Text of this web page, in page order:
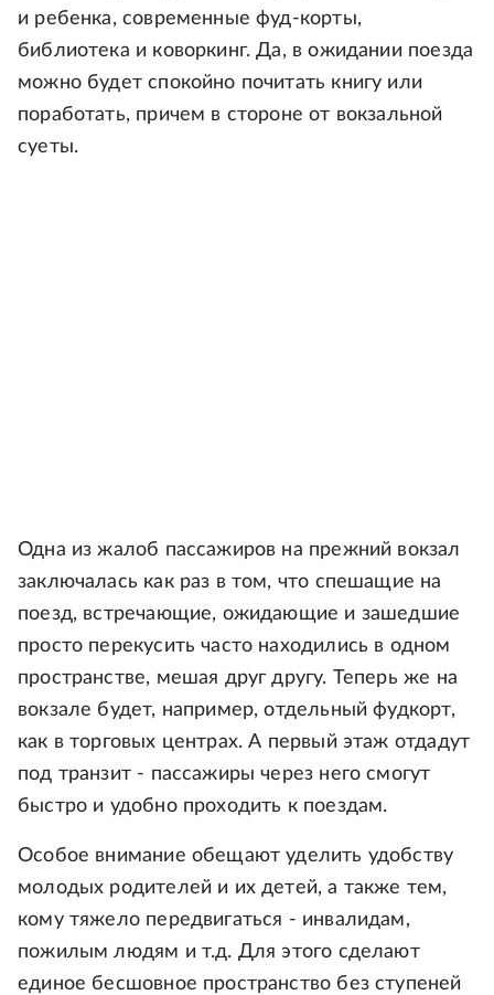
и ребенка, современные фуд-корты,
библиотека и коворкинг. Да, в ожидании поезда
можно будет спокойно почитать книгу или
поработать, причем в стороне от вокзальной
суеты.
Одна из жалоб пассажиров на прежний вокзал
заключалась как раз в том, что спешащие на
поезд, встречающие, ожидающие и зашедшие
просто перекусить часто находились в одном
пространстве, мешая друг другу. Теперь же на
вокзале будет, например, отдельный фудкорт,
как в торговых центрах. А первый этаж отдадут
под транзит - пассажиры через него смогут
быстро и удобно проходить к поездам.
Особое внимание обещают уделить удобству
молодых родителей и их детей, а также тем,
кому тяжело передвигаться - инвалидам,
пожилым людям и т.д. Для этого сделают
единое бесшовное пространство без ступеней